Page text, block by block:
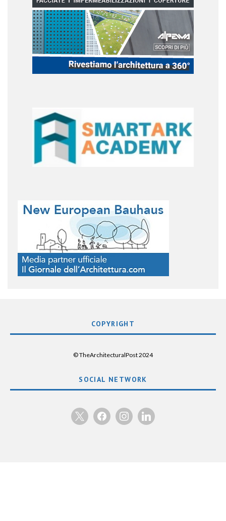
COPYRIGHT
© TheArchitecturalPost 2024
SOCIAL NETWORK
x facebookinstagramlinkedin